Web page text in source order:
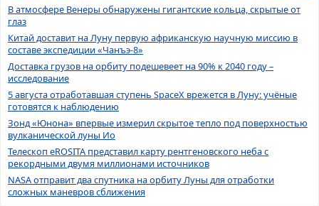
В атмосфере Венеры обнаружены гигантские кольца, скрытые от
глаз
Китай доставит на Луну первую африканскую научную миссию в
составе экспедиции «Чанъэ-8»
Доставка грузов на орбиту подешевеет на 90% к 2040 году –
исследование
5 августа отработавшая ступень SpaceX врежется в Луну: учёные
готовятся к наблюдению
Зонд «Юнона» впервые измерил скрытое тепло под поверхностью
вулканической луны Ио
Телескоп eROSITA представил карту рентгеновского неба с
рекордными двумя миллионами источников
NASA отправит два спутника на орбиту Луны для отработки
сложных маневров сближения